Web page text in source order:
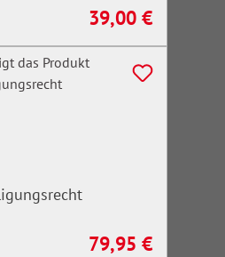
Regulärer Preis:
39,00 €
Regulärer Preis:
79,95 €